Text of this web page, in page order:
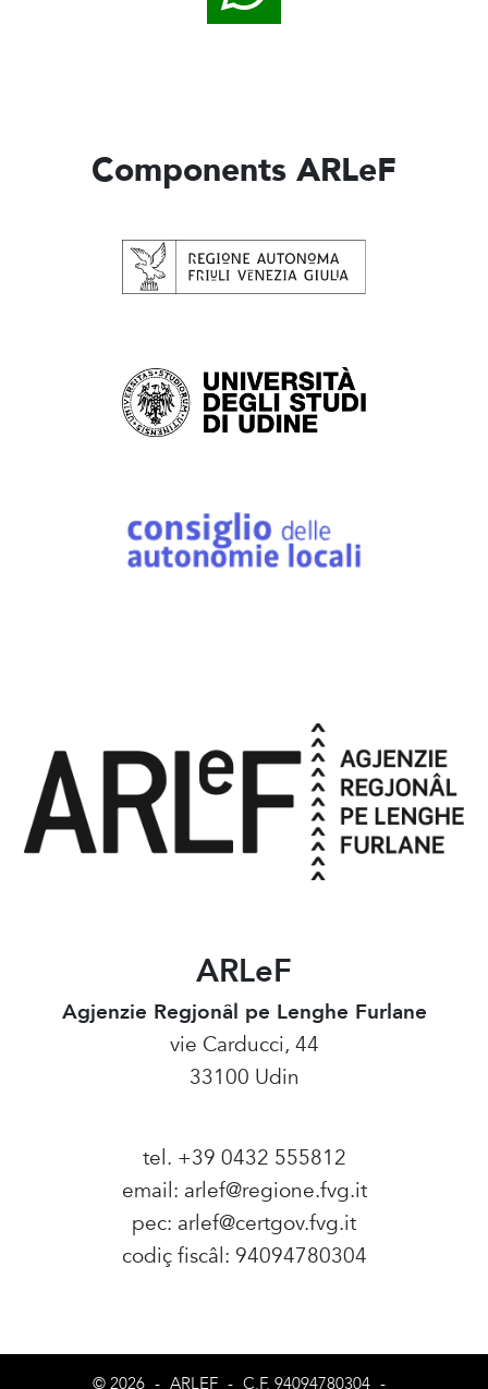
Components ARLeF
ARLeF
Agjenzie Regjonâl pe Lenghe Furlane
vie Carducci, 44
33100 Udin
tel. +39 0432 555812
email: arlef@regione.fvg.it
pec: arlef@certgov.fvg.it
codiç fiscâl: 94094780304
© 2026 - ARLEF - C.F. 94094780304 -